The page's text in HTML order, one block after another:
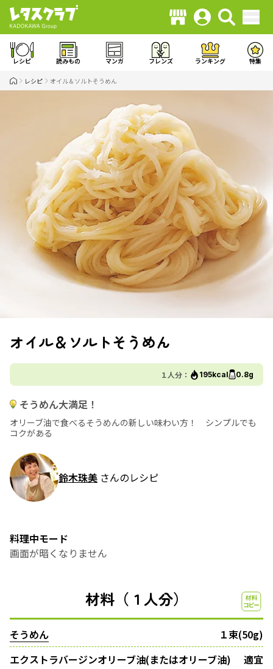
レシピ 読みもの マンガ フレンズ ランキング 特集
レシピ オイル＆ソルトそうめん
オイル＆ソルトそうめん
１人分： 195kcal 0.8g
そうめん大満足！
オリーブ油で食べるそうめんの新しい味わい方！ シンプルでも
コクがある
鈴木珠美 さんのレシピ
料理中モード
画面が暗くなりません
材料（１人分）
そうめん
１束(50g)
エクストラバージンオリーブ油(またはオリーブ油)
適宜